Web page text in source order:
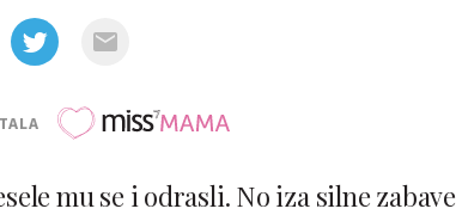
mu se i odrasli. No iza silne zabave